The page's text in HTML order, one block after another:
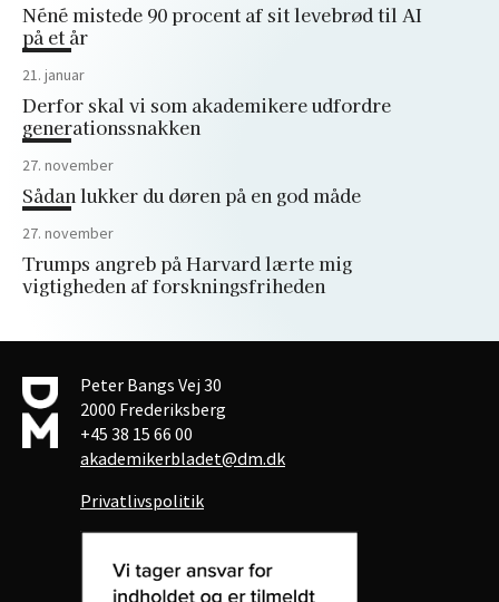
Néné mistede 90 procent af sit levebrød til AI
på et år
21. januar
Derfor skal vi som akademikere udfordre
generationssnakken
27. november
Sådan lukker du døren på en god måde
27. november
Trumps angreb på Harvard lærte mig
vigtigheden af forskningsfriheden
Peter Bangs Vej 30
2000 Frederiksberg
+45 38 15 66 00
akademikerbladet@dm.dk
Privatlivspolitik